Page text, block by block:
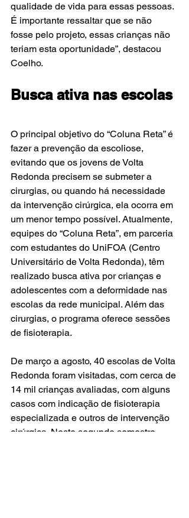
qualidade de vida para essas pessoas.
É importante ressaltar que se não
fosse pelo projeto, essas crianças não
teriam esta oportunidade”, destacou
Coelho.
Busca ativa nas escolas
O principal objetivo do “Coluna Reta” é
fazer a prevenção da escoliose,
evitando que os jovens de Volta
Redonda precisem se submeter a
cirurgias, ou quando há necessidade
da intervenção cirúrgica, ela ocorra em
um menor tempo possível. Atualmente,
equipes do “Coluna Reta”, em parceria
com estudantes do UniFOA (Centro
Universitário de Volta Redonda), têm
realizado busca ativa por crianças e
adolescentes com a deformidade nas
escolas da rede municipal. Além das
cirurgias, o programa oferece sessões
de fisioterapia.
De março a agosto, 40 escolas de Volta
Redonda foram visitadas, com cerca de
14 mil crianças avaliadas, com alguns
casos com indicação de fisioterapia
especializada e outros de intervenção
cirúrgica. Neste segundo semestre,